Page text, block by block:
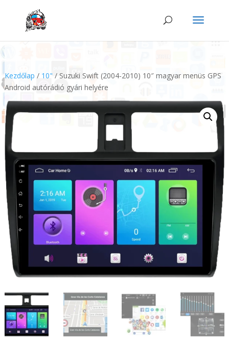
Kezdőlap / 10" / Suzuki Swift (2004-2010) 10″ magyar menüs GPS
Android autórádió gyári helyére